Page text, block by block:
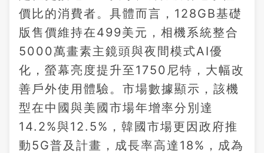
價比的消費者。具體而言，128GB基礎
版售價維持在499美元，相機系統整合
5000萬畫素主鏡頭與夜間模式AI優
化，螢幕亮度提升至1750尼特，大幅改
善戶外使用體驗。市場數據顯示，該機
型在中國與美國市場年增率分別達
14.2%與12.5%，韓國市場更因政府推
動5G普及計畫，成長率高達18%，成為